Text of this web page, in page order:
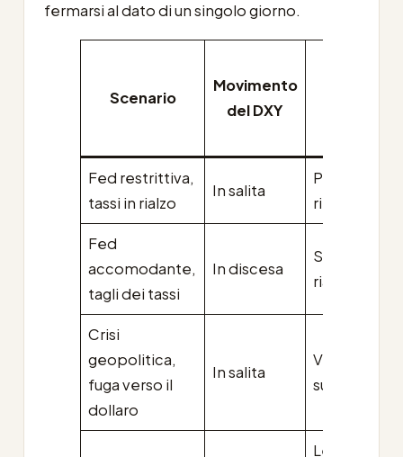
fermarsi al dato di un singolo giorno.
Scenario
Movimento
del DXY
Fed restrittiva,
tassi in rialzo
In salita
Pressione
ribassista
Fed
accomodante,
tagli dei tassi
In discesa
Spinta
rialzista
Crisi
geopolitica,
fuga verso il
dollaro
In salita
Vendite
sul rischio
Legame